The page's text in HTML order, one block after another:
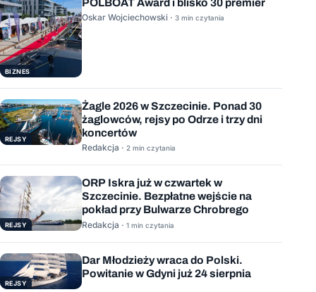
BIZNES
POLBOAT Award i blisko 30 premier
Oskar Wojciechowski · 3 min czytania
REJSY
Żagle 2026 w Szczecinie. Ponad 30
żaglowców, rejsy po Odrze i trzy dni
koncertów
Redakcja · 2 min czytania
REJSY
ORP Iskra już w czwartek w
Szczecinie. Bezpłatne wejście na
pokład przy Bulwarze Chrobrego
Redakcja · 1 min czytania
REJSY
Dar Młodzieży wraca do Polski.
Powitanie w Gdyni już 24 sierpnia